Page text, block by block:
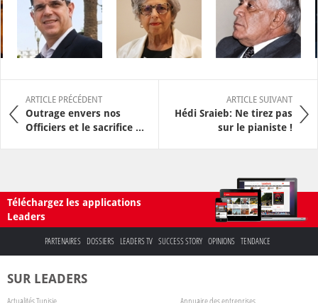
ARTICLE PRÉCÉDENT
Outrage envers nos
Officiers et le sacrifice ...
ARTICLE SUIVANT
Hédi Sraieb: Ne tirez pas
sur le pianiste !
Téléchargez les applications
Leaders
PARTENAIRES DOSSIERS LEADERS TV SUCCESS STORY OPINIONS TENDANCE
SUR LEADERS